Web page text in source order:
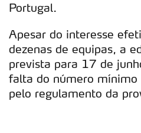
Portugal.
Apesar do interesse
dezenas de equipas, a
prevista para 17 de
falta do número mínimo
pelo regulamento da